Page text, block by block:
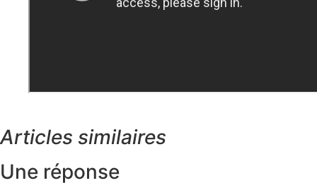
Articles similaires
Une réponse